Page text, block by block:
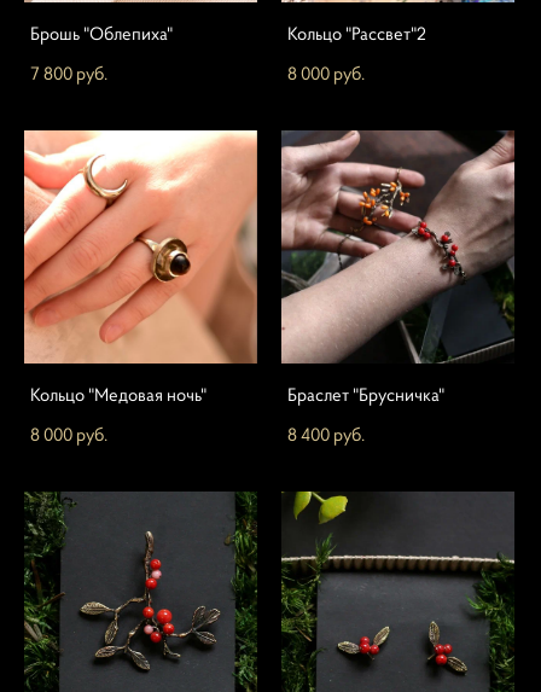
Брошь "Облепиха"
7 800 pуб.
Кольцо "Рассвет"2
8 000 pуб.
Кольцо "Медовая ночь"
8 000 pуб.
Браслет "Брусничка"
8 400 pуб.